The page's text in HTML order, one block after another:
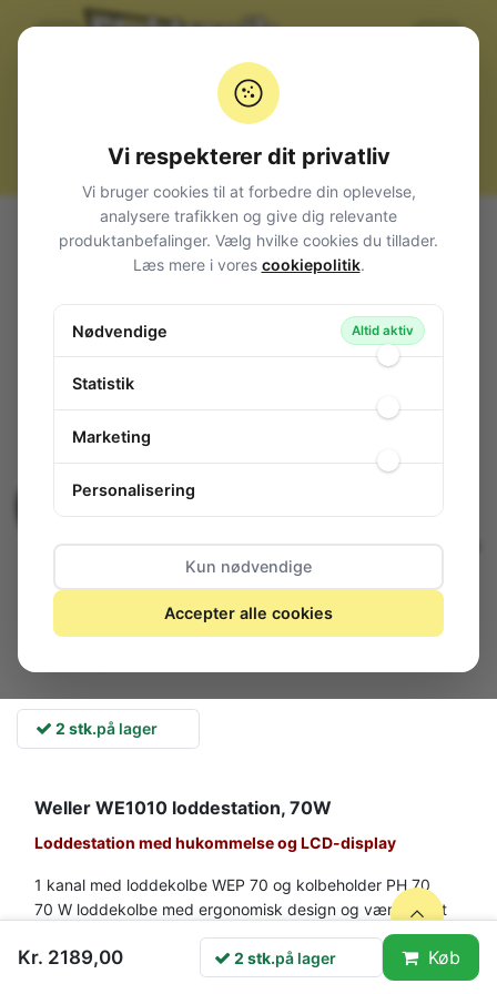
Alle produkter
Loddeudstyr og loddetin
Loddestationer Weller
Weller WE 1010 Loddestation, +450°C, 70W
Weller WE 1010 Loddestation, +450°C,
144-208 / WE 1010
2 stk.på lager
Weller WE1010 loddestation, 70W
Loddestation med hukommelse og LCD-display
1 kanal med loddekolbe WEP 70 og kolbeholder PH 70
70 W loddekolbe med ergonomisk design og værktøjsfrit
ESD sikker station, varmebestandigt siliciumkabel for
Kr. 2189,00 2 stk.på lager Køb
Vi respekterer dit privatliv
Vi bruger cookies til at forbedre din oplevelse,
analysere trafikken og give dig relevante
produktanbefalinger. Vælg hvilke cookies du tillader.
Læs mere i vores cookiepolitik.
Nødvendige Altid aktiv
Statistik
Marketing
Personalisering
Kun nødvendige
Accepter alle cookies